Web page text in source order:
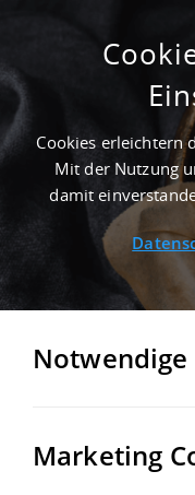
GEPFLEGT -
NAHE
Startseite Immobiliensuche
Cookies erleichtern
Mit der Nutzung
damit
Notwendige
Marketing